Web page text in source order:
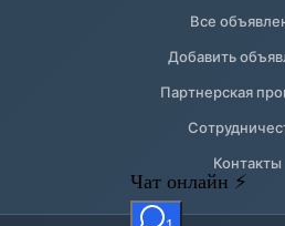
Все
Добавить
Партнерская
Контакты